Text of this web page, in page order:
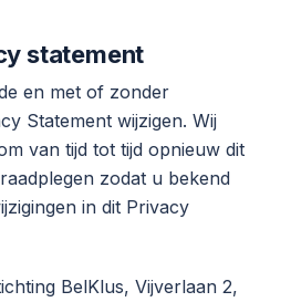
statement
en met of zonder
Statement wijzigen. Wij
van tijd tot tijd opnieuw dit
zodat u bekend
in dit Privacy
BelKlus, Vijverlaan 2,